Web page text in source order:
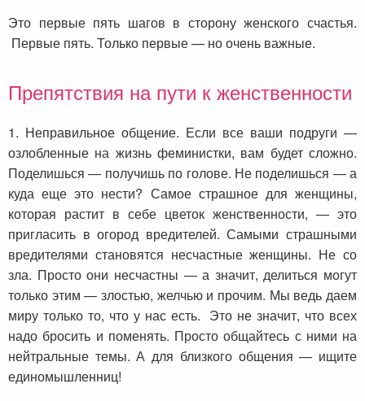
Это первые пять шагов в сторону женского счастья.
Первые пять. Только первые — но очень важные.
Препятствия на пути к женственности
1. Неправильное общение. Если все ваши подруги —
озлобленные на жизнь феминистки, вам будет сложно.
Поделишься — получишь по голове. Не поделишься — а
куда еще это нести? Самое страшное для женщины,
которая растит в себе цветок женственности, — это
пригласить в огород вредителей. Самыми страшными
вредителями становятся несчастные женщины. Не со
зла. Просто они несчастны — а значит, делиться могут
только этим — злостью, желчью и прочим. Мы ведь даем
миру только то, что у нас есть. Это не значит, что всех
надо бросить и поменять. Просто общайтесь с ними на
нейтральные темы. А для близкого общения — ищите
единомышленниц!